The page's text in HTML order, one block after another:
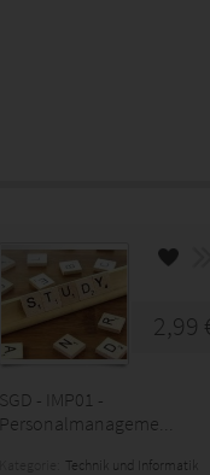
2,99
SGD - IMP01 -
Personalmanageme...
Technik und Informatik